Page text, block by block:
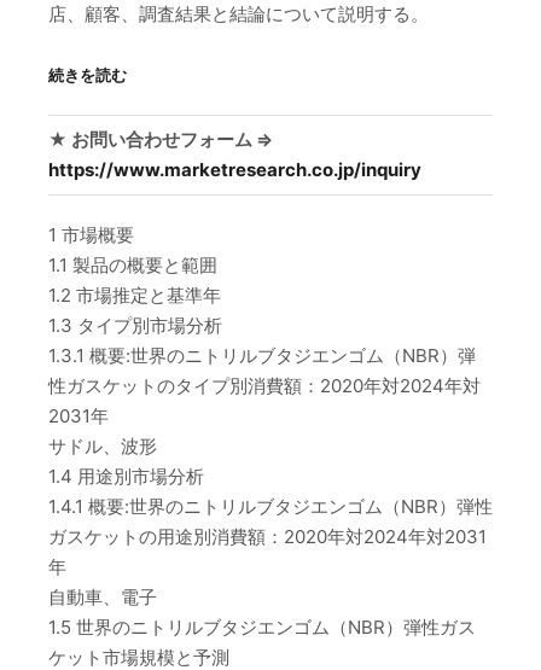
店、顧客、調査結果と結論について説明する。
続きを読む
★ お問い合わせフォーム ⇒
https://www.marketresearch.co.jp/inquiry
1 市場概要
1.1 製品の概要と範囲
1.2 市場推定と基準年
1.3 タイプ別市場分析
1.3.1 概要:世界のニトリルブタジエンゴム（NBR）弾
性ガスケットのタイプ別消費額：2020年対2024年対
2031年
サドル、波形
1.4 用途別市場分析
1.4.1 概要:世界のニトリルブタジエンゴム（NBR）弾性
ガスケットの用途別消費額：2020年対2024年対2031
年
自動車、電子
1.5 世界のニトリルブタジエンゴム（NBR）弾性ガス
ケット市場規模と予測